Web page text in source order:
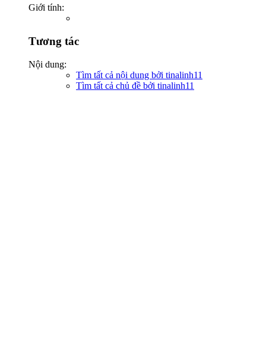
Giới tính:
Tương tác
Nội dung:
Tìm tất cả nội dung bởi tinalinh11
Tìm tất cả chủ đề bởi tinalinh11